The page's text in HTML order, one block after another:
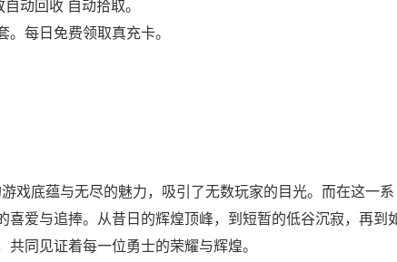
动回收 自动拾取。
每日免费领取真充卡。
戏底蕴与无尽的魅力，吸引了无数玩家的目光。而在这一系
爱与追捧。从昔日的辉煌顶峰，到短暂的低谷沉寂，再到
同见证着每一位勇士的荣耀与辉煌。